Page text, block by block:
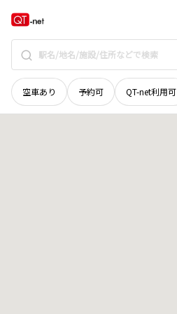
空車あり 予約可 QT-net利用可
青森県